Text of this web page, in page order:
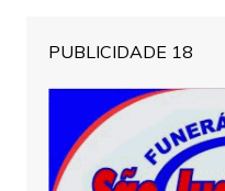
PUBLICIDADE 18